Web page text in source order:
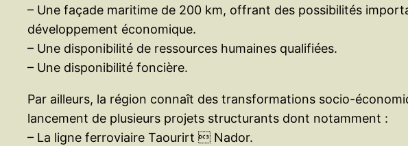
– Une façade maritime de 200 km, offrant des possibilités
développement économique.
– Une disponibilité de ressources humaines qualifiées.
– Une disponibilité foncière.
Par ailleurs, la région connaît des transformations socio-
lancement de plusieurs projets structurants dont notamment :
– La ligne ferroviaire Taourirt  Nador.